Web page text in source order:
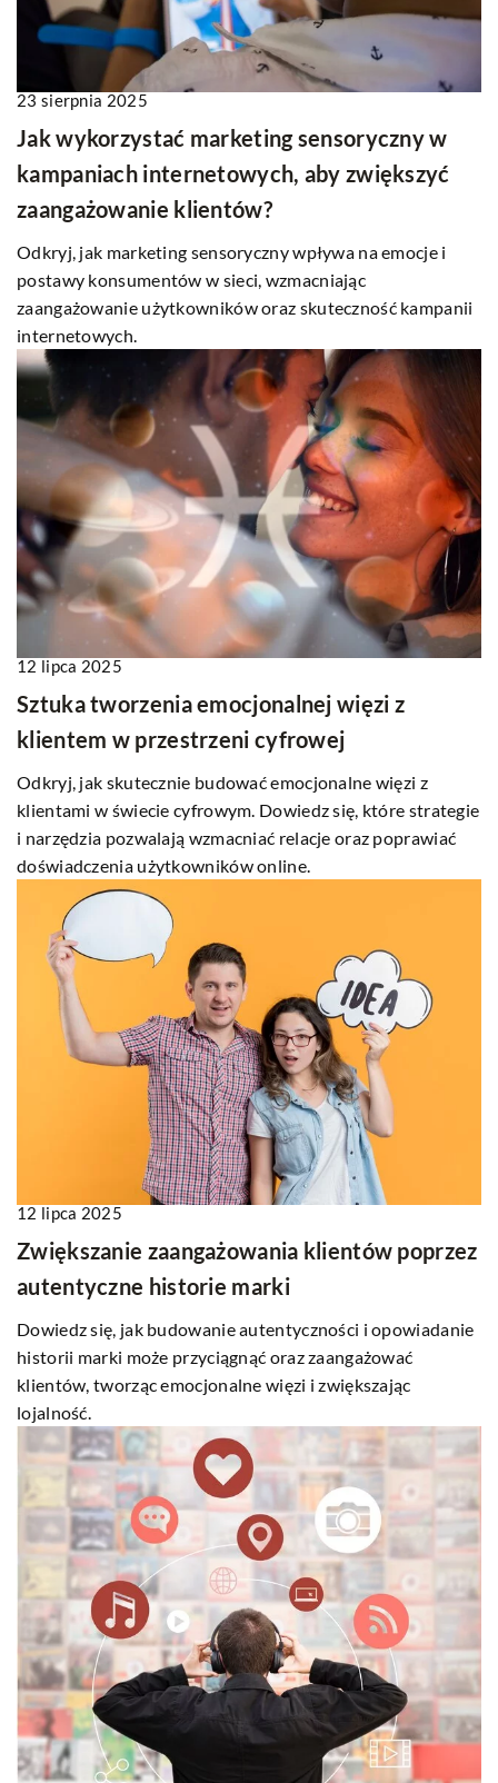
23 sierpnia 2025
Jak wykorzystać marketing sensoryczny w
kampaniach internetowych, aby zwiększyć
zaangażowanie klientów?
Odkryj, jak marketing sensoryczny wpływa na emocje i
postawy konsumentów w sieci, wzmacniając
zaangażowanie użytkowników oraz skuteczność kampanii
internetowych.
12 lipca 2025
Sztuka tworzenia emocjonalnej więzi z
klientem w przestrzeni cyfrowej
Odkryj, jak skutecznie budować emocjonalne więzi z
klientami w świecie cyfrowym. Dowiedz się, które strategie
i narzędzia pozwalają wzmacniać relacje oraz poprawiać
doświadczenia użytkowników online.
12 lipca 2025
Zwiększanie zaangażowania klientów poprzez
autentyczne historie marki
Dowiedz się, jak budowanie autentyczności i opowiadanie
historii marki może przyciągnąć oraz zaangażować
klientów, tworząc emocjonalne więzi i zwiększając
lojalność.